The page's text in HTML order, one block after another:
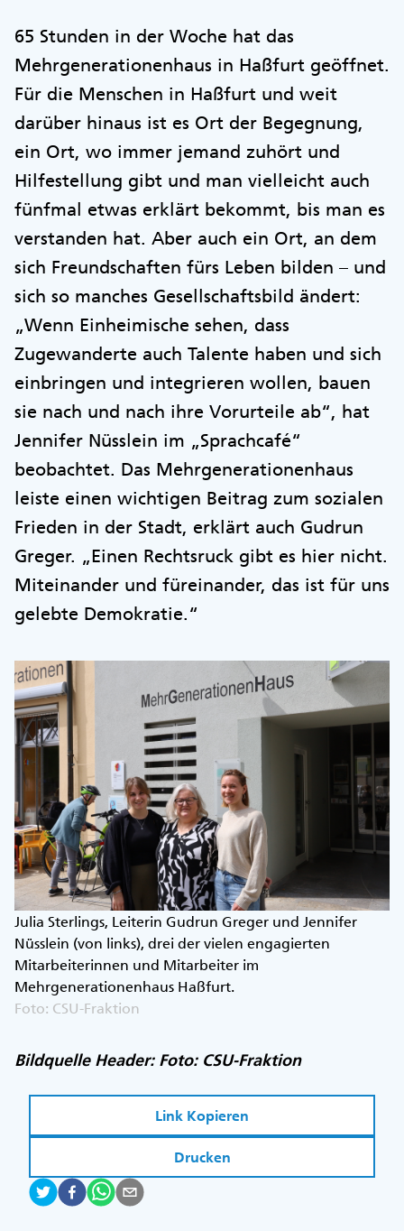
65 Stunden in der Woche hat das
Mehrgenerationenhaus in Haßfurt geöffnet.
Für die Menschen in Haßfurt und weit
darüber hinaus ist es Ort der Begegnung,
ein Ort, wo immer jemand zuhört und
Hilfestellung gibt und man vielleicht auch
fünfmal etwas erklärt bekommt, bis man es
verstanden hat. Aber auch ein Ort, an dem
sich Freundschaften fürs Leben bilden – und
sich so manches Gesellschaftsbild ändert:
„Wenn Einheimische sehen, dass
Zugewanderte auch Talente haben und sich
einbringen und integrieren wollen, bauen
sie nach und nach ihre Vorurteile ab“, hat
Jennifer Nüsslein im „Sprachcafé“
beobachtet. Das Mehrgenerationenhaus
leiste einen wichtigen Beitrag zum sozialen
Frieden in der Stadt, erklärt auch Gudrun
Greger. „Einen Rechtsruck gibt es hier nicht.
Miteinander und füreinander, das ist für uns
gelebte Demokratie.“
Julia Sterlings, Leiterin Gudrun Greger und Jennifer
Nüsslein (von links), drei der vielen engagierten
Mitarbeiterinnen und Mitarbeiter im
Mehrgenerationenhaus Haßfurt.
Foto: CSU-Fraktion
Bildquelle Header: Foto: CSU-Fraktion
Link Kopieren
Drucken